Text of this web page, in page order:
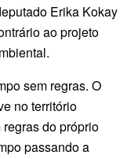
Erika Kokay
ao projeto
sem regras. O
no território
do próprio
passando a